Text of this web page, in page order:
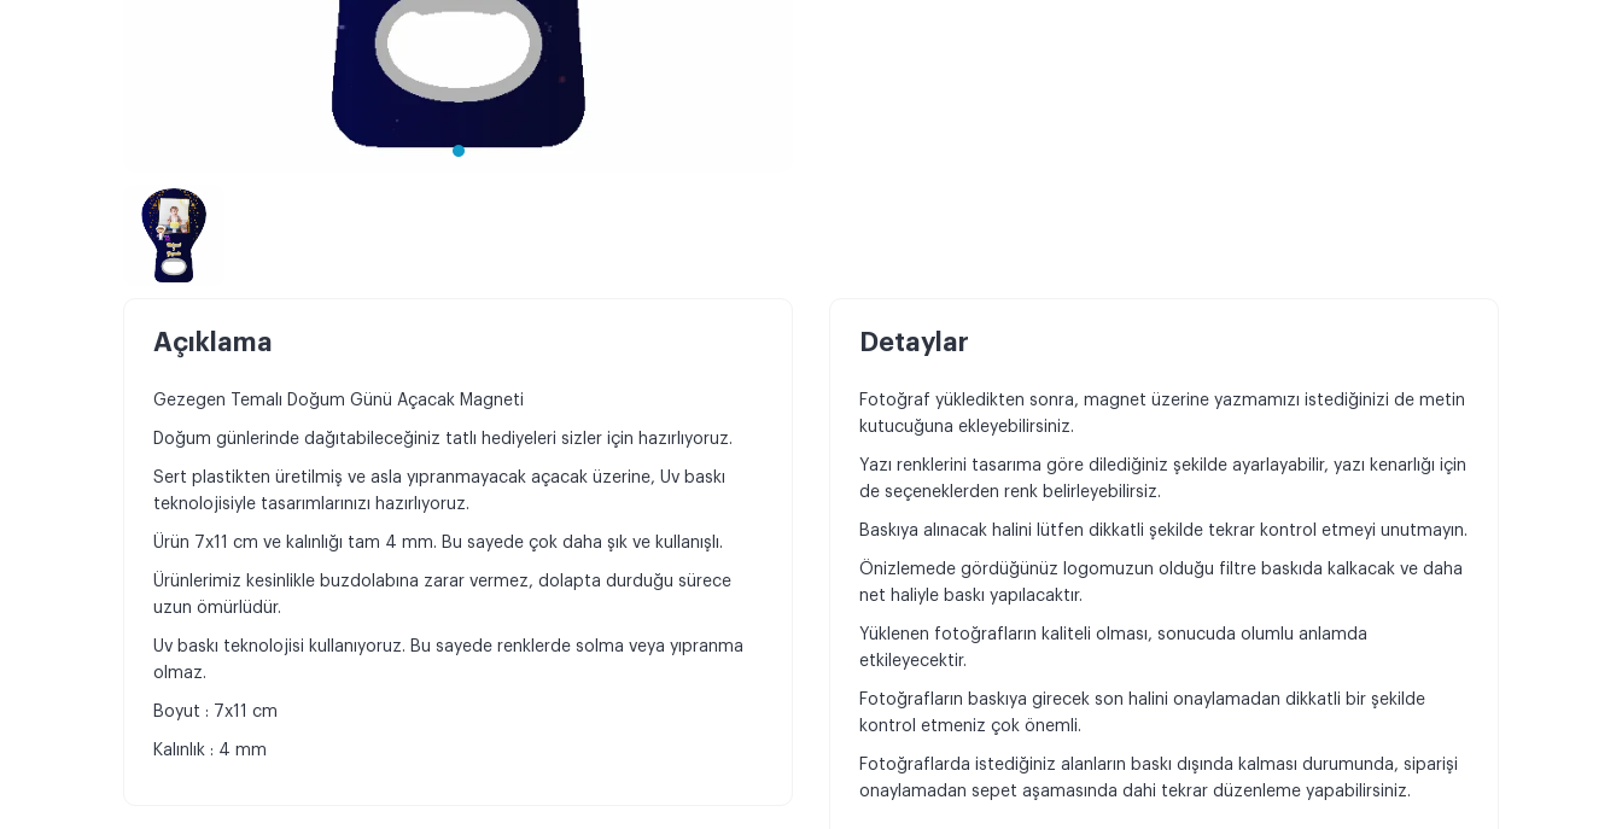
Açıklama
Gezegen Temalı Doğum Günü Açacak Magneti
Doğum günlerinde dağıtabileceğiniz tatlı hediyeleri sizler için hazırlıyoruz.
Sert plastikten üretilmiş ve asla yıpranmayacak açacak üzerine, Uv baskı
teknolojisiyle tasarımlarınızı hazırlıyoruz.
Ürün 7x11 cm ve kalınlığı tam 4 mm. Bu sayede çok daha şık ve kullanışlı.
Ürünlerimiz kesinlikle buzdolabına zarar vermez, dolapta durduğu sürece
uzun ömürlüdür.
Uv baskı teknolojisi kullanıyoruz. Bu sayede renklerde solma veya yıpranma
olmaz.
Boyut : 7x11 cm
Kalınlık : 4 mm
Detaylar
Fotoğraf yükledikten sonra, magnet üzerine yazmamızı istediğinizi de metin
kutucuğuna ekleyebilirsiniz.
Yazı renklerini tasarıma göre dilediğiniz şekilde ayarlayabilir, yazı kenarlığı için
de seçeneklerden renk belirleyebilirsiz.
Baskıya alınacak halini lütfen dikkatli şekilde tekrar kontrol etmeyi unutmayın.
Önizlemede gördüğünüz logomuzun olduğu filtre baskıda kalkacak ve daha
net haliyle baskı yapılacaktır.
Yüklenen fotoğrafların kaliteli olması, sonucuda olumlu anlamda
etkileyecektir.
Fotoğrafların baskıya girecek son halini onaylamadan dikkatli bir şekilde
kontrol etmeniz çok önemli.
Fotoğraflarda istediğiniz alanların baskı dışında kalması durumunda, siparişi
onaylamadan sepet aşamasında dahi tekrar düzenleme yapabilirsiniz.